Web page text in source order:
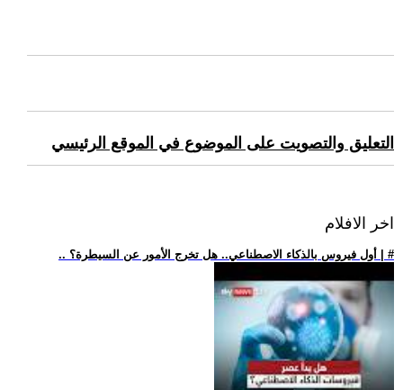
التعليق والتصويت على الموضوع في الموقع الرئيسي
اخر الافلام
.. أول فيروس بالذكاء الاصطناعي.. هل تخرج الأمور عن السيطرة؟ | #